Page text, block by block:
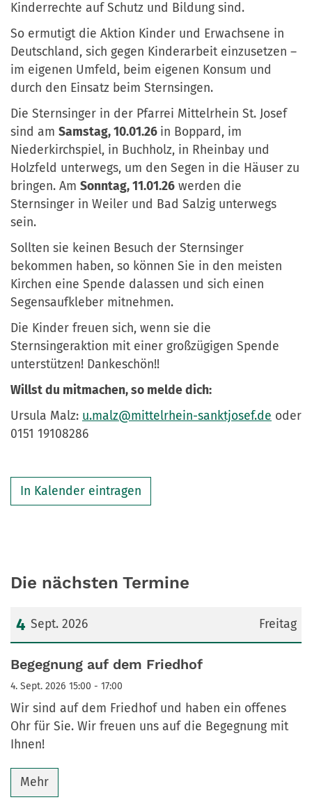
Kinderrechte auf Schutz und Bildung sind.
So ermutigt die Aktion Kinder und Erwachsene in
Deutschland, sich gegen Kinderarbeit einzusetzen –
im eigenen Umfeld, beim eigenen Konsum und
durch den Einsatz beim Sternsingen.
Die Sternsinger in der Pfarrei Mittelrhein St. Josef
sind am Samstag, 10.01.26 in Boppard, im
Niederkirchspiel, in Buchholz, in Rheinbay und
Holzfeld unterwegs, um den Segen in die Häuser zu
bringen. Am Sonntag, 11.01.26 werden die
Sternsinger in Weiler und Bad Salzig unterwegs
sein.
Sollten sie keinen Besuch der Sternsinger
bekommen haben, so können Sie in den meisten
Kirchen eine Spende dalassen und sich einen
Segensaufkleber mitnehmen.
Die Kinder freuen sich, wenn sie die
Sternsingeraktion mit einer großzügigen Spende
unterstützen! Dankeschön!!
Willst du mitmachen, so melde dich:
Ursula Malz: u.malz@mittelrhein-sanktjosef.de oder
0151 19108286
In Kalender eintragen
Die nächsten Termine
Freitag
4 Sept. 2026
Datum: 4. September 2026
Begegnung auf dem Friedhof
4. Sept. 2026 15:00 - 17:00
Wir sind auf dem Friedhof und haben ein offenes
Ohr für Sie. Wir freuen uns auf die Begegnung mit
Ihnen!
Mehr